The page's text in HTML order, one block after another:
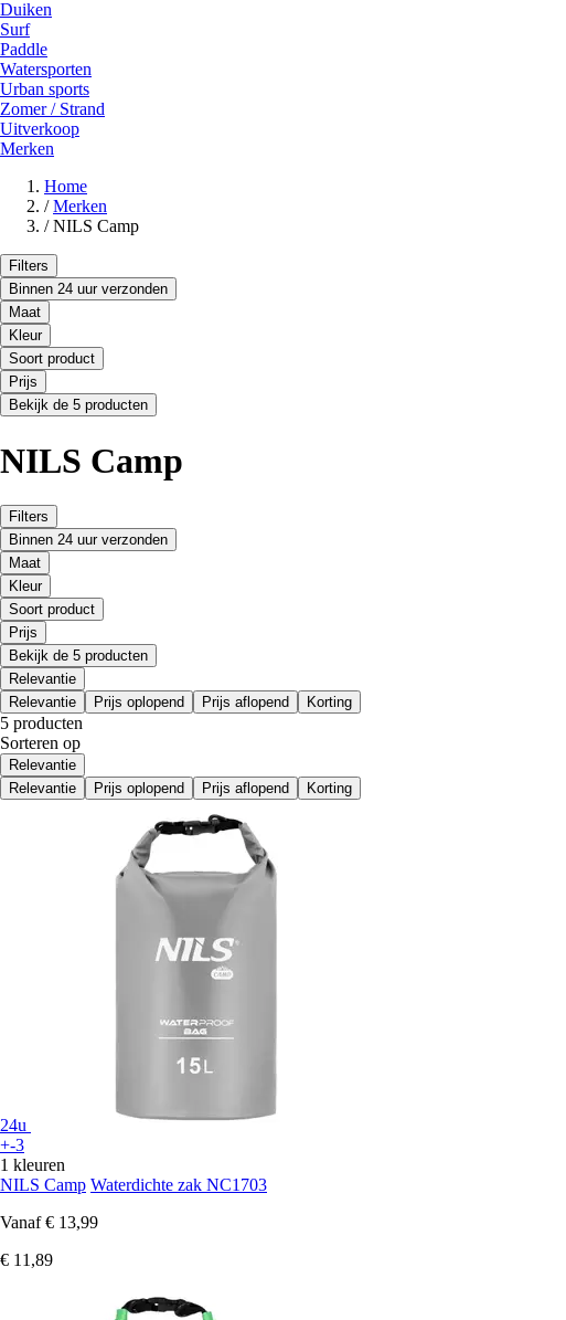
Duiken
Surf
Paddle
Watersporten
Urban sports
Zomer / Strand
Uitverkoop
Merken
Home
/ Merken
/ NILS Camp
Filters
Binnen 24 uur verzonden
Maat
Kleur
Soort product
Prijs
Bekijk de 5 producten
NILS Camp
Filters
Binnen 24 uur verzonden
Maat
Kleur
Soort product
Prijs
Bekijk de 5 producten
Relevantie
Relevantie
Prijs oplopend Prijs aflopend Korting
5 producten
Sorteren op
Relevantie
Relevantie
Prijs oplopend Prijs aflopend Korting
24u
+-3
1 kleuren
NILS Camp Waterdichte zak NC1703
Vanaf € 13,99
€ 11,89